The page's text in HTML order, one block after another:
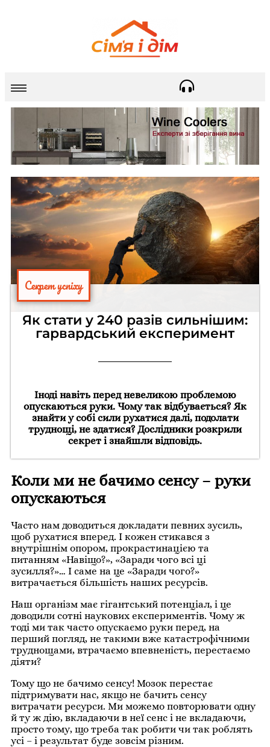
Секрет успіху
Як стати у 240 разів сильнішим:
гарвардський експеримент
Іноді навіть перед невеликою проблемою
опускаються руки. Чому так відбувається? Як
знайти у собі сили рухатися далі, подолати
труднощі, не здатися? Дослідники розкрили
секрет і знайшли відповідь.
Коли ми не бачимо сенсу – руки
опускаються
Часто нам доводиться докладати певних зусиль,
щоб рухатися вперед. І кожен стикався з
внутрішнім опором, прокрастинацією та
питанням «Навіщо?», «Заради чого всі ці
зусилля?»… І саме на це «Заради чого?»
витрачається більшість наших ресурсів.
Наш організм має гігантський потенціал, і це
доводили сотні наукових експериментів. Чому ж
тоді ми так часто опускаємо руки перед, на
перший погляд, не такими вже катастрофічними
труднощами, втрачаємо впевненість, перестаємо
діяти?
Тому що не бачимо сенсу! Мозок перестає
підтримувати нас, якщо не бачить сенсу
витрачати ресурси. Ми можемо повторювати одну
й ту ж дію, вкладаючи в неї сенс і не вкладаючи,
просто тому, що треба так робити чи так роблять
усі – і результат буде зовсім різним.